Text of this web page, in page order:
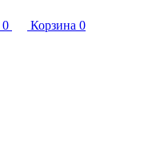
0 Корзина 0